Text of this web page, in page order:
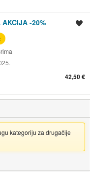
AKCIJA -20%
42,50 €
kategoriju za drugačije